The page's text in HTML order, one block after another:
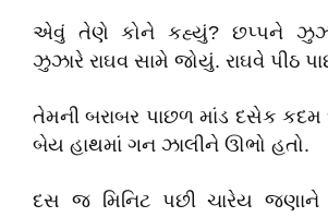
એવું તેણે કોને કહ્યું? છપ્પને
ઝુઝારે રાઘવ સામે જોયું. રાઘવે પીઠ
તેમની બરાબર પાછળ માંડ દસેક
બેય હાથમાં ગન ઝાલીને ઊભો હતો.
દસ જ મિનિટ પછી ચારેય જણાને